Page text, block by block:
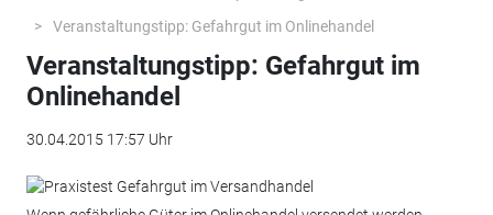
Veranstaltungstipp: Gefahrgut im Onlinehandel
Veranstaltungstipp: Gefahrgut im
Onlinehandel
30.04.2015 17:57 Uhr